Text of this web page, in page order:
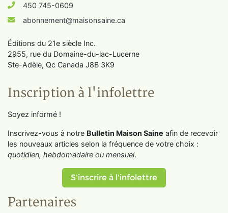
450 745-0609
abonnement@maisonsaine.ca
Éditions du 21e siècle Inc.
2955, rue du Domaine-du-lac-Lucerne
Ste-Adèle, Qc Canada J8B 3K9
Inscription à l'infolettre
Soyez informé !
Inscrivez-vous à notre Bulletin Maison Saine afin de recevoir
les nouveaux articles selon la fréquence de votre choix :
quotidien, hebdomadaire ou mensuel.
S'inscrire à l'infolettre
Partenaires